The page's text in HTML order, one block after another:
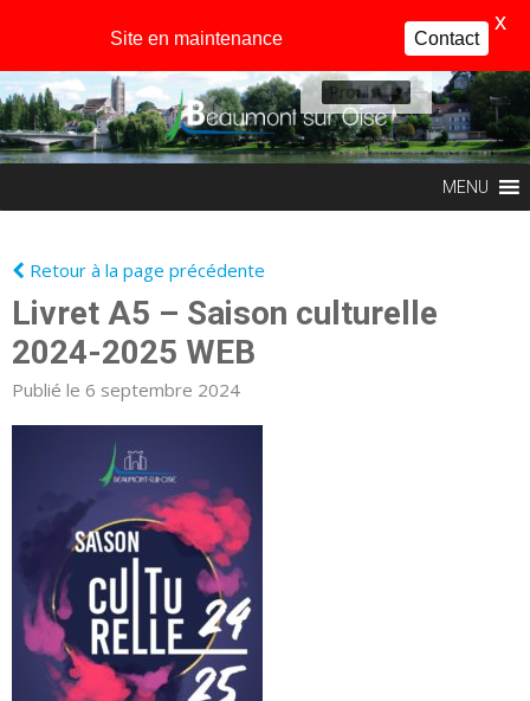
Profil
MENU
Retour à la page précédente
Livret A5 – Saison culturelle
2024-2025 WEB
Publié le 6 septembre 2024
Site en maintenance Contact
X